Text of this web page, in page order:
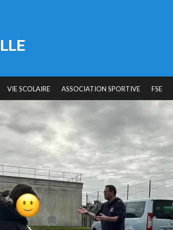
VIE SCOLAIRE ASSOCIATION SPORTIVE FSE